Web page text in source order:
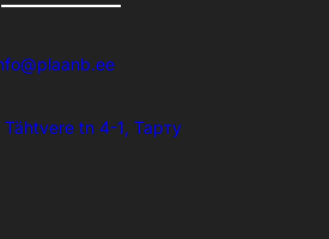
Tähtvere tn 4-1, Тарту